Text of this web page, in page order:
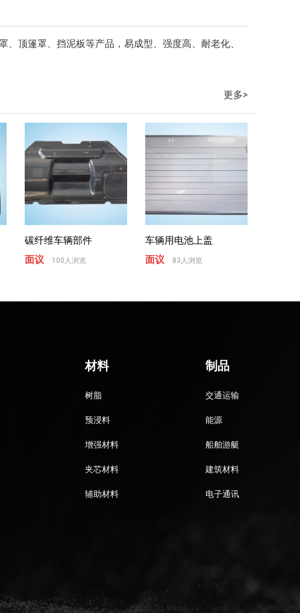
顶篷罩、挡泥板等产品，易成型、强度高、耐老化、
更多>
碳纤维车辆部件
面议
100人浏览
车辆用电池上盖
面议
83人浏览
材料
树脂
预浸料
增强材料
夹芯材料
辅助材料
制品
交通运输
能源
船舶游艇
建筑材料
电子通讯